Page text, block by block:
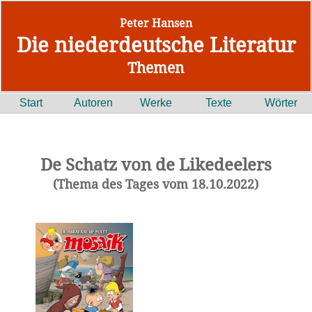
Peter Hansen
Die niederdeutsche Literatur
Themen
Start Autoren Werke Texte Wörter
De Schatz von de Likedeelers
(Thema des Tages vom 18.10.2022)